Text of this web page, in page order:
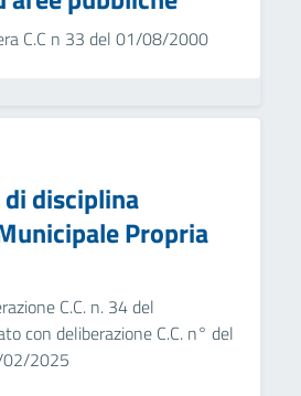
C.C n 33 del 01/08/2000
disciplina
Propria
C.C. n. 34 del
con deliberazione C.C. n° del
02/2025